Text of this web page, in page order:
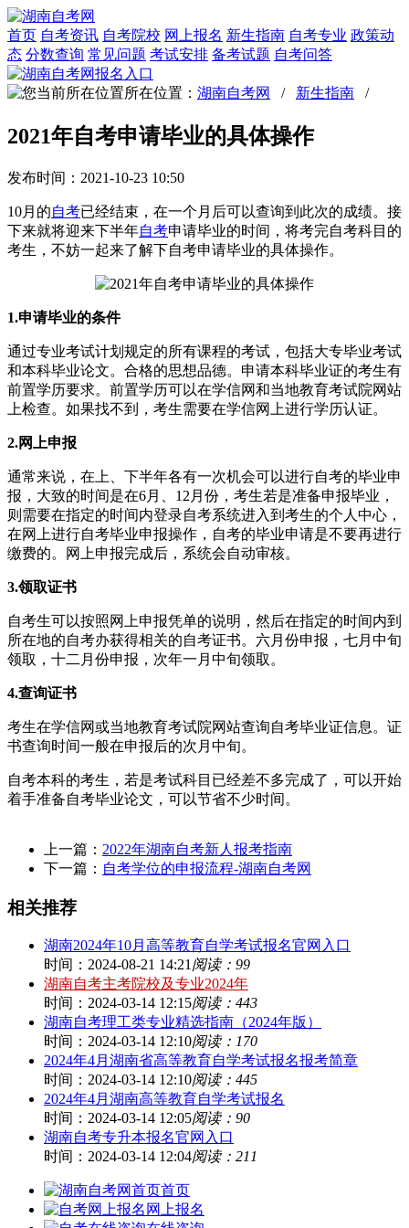
首页 自考资讯 自考院校 网上报名 新生指南 自考专业 政策动
态 分数查询 常见问题 考试安排 备考试题 自考问答
所在位置： 湖南自考网 / 新生指南 /
2021年自考申请毕业的具体操作
发布时间：2021-10-23 10:50
10月的自考已经结束，在一个月后可以查询到此次的成绩。接
下来就将迎来下半年自考申请毕业的时间，将考完自考科目的
考生，不妨一起来了解下自考申请毕业的具体操作。
1.申请毕业的条件
通过专业考试计划规定的所有课程的考试，包括大专毕业考试
和本科毕业论文。合格的思想品德。申请本科毕业证的考生有
前置学历要求。前置学历可以在学信网和当地教育考试院网站
上检查。如果找不到，考生需要在学信网上进行学历认证。
2.网上申报
通常来说，在上、下半年各有一次机会可以进行自考的毕业申
报，大致的时间是在6月、12月份，考生若是准备申报毕业，
则需要在指定的时间内登录自考系统进入到考生的个人中心，
在网上进行自考毕业申报操作，自考的毕业申请是不要再进行
缴费的。网上申报完成后，系统会自动审核。
3.领取证书
自考生可以按照网上申报凭单的说明，然后在指定的时间内到
所在地的自考办获得相关的自考证书。六月份申报，七月中旬
领取，十二月份申报，次年一月中旬领取。
4.查询证书
考生在学信网或当地教育考试院网站查询自考毕业证信息。证
书查询时间一般在申报后的次月中旬。
自考本科的考生，若是考试科目已经差不多完成了，可以开始
着手准备自考毕业论文，可以节省不少时间。
上一篇： 2022年湖南自考新人报考指南
下一篇： 自考学位的申报流程-湖南自考网
相关推荐
湖南2024年10月高等教育自学考试报名官网入口
时间：2024-08-21 14:21 阅读：99
湖南自考主考院校及专业2024年
时间：2024-03-14 12:15阅读：443
湖南自考理工类专业精选指南（2024年版）
时间：2024-03-14 12:10阅读：170
2024年4月湖南省高等教育自学考试报名报考简章
时间：2024-03-14 12:10阅读：445
2024年4月湖南高等教育自学考试报名
时间：2024-03-14 12:05阅读：90
湖南自考专升本报名官网入口
时间：2024-03-14 12:04阅读：211
首页
网上报名